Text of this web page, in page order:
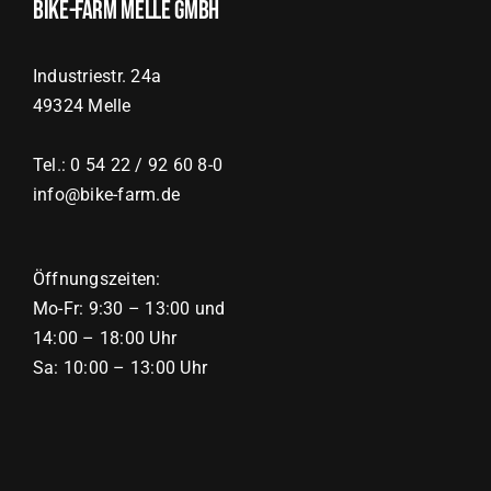
Bike-Farm Melle GmbH
Industriestr. 24a
49324 Melle
Tel.: 0 54 22 / 92 60 8-0
info@bike-farm.de
Öffnungszeiten:
Mo-Fr: 9:30 – 13:00 und
14:00 – 18:00 Uhr
Sa: 10:00 – 13:00 Uhr